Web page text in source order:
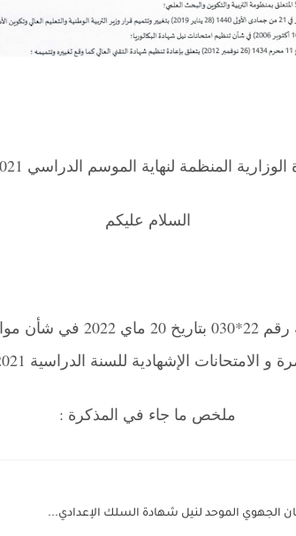
المنظمة لنهاية الموسم الدراسي 2021-2022
السلام عليكم
نقدم لكم المذكرة الوزارية
و الامتحانات الإشهادية للسنة الدراسية 2021-2022
ملخص ما جاء في المذكرة :
الجهوي الموحد لنيل شهادة السلك الإعدادي...